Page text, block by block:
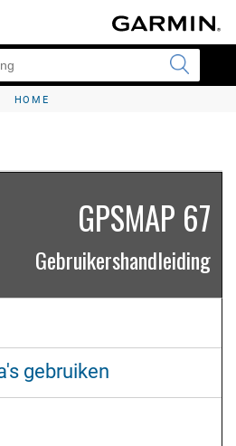
HOME
GPSMAP 67
Gebruikershandleiding
gebruiken